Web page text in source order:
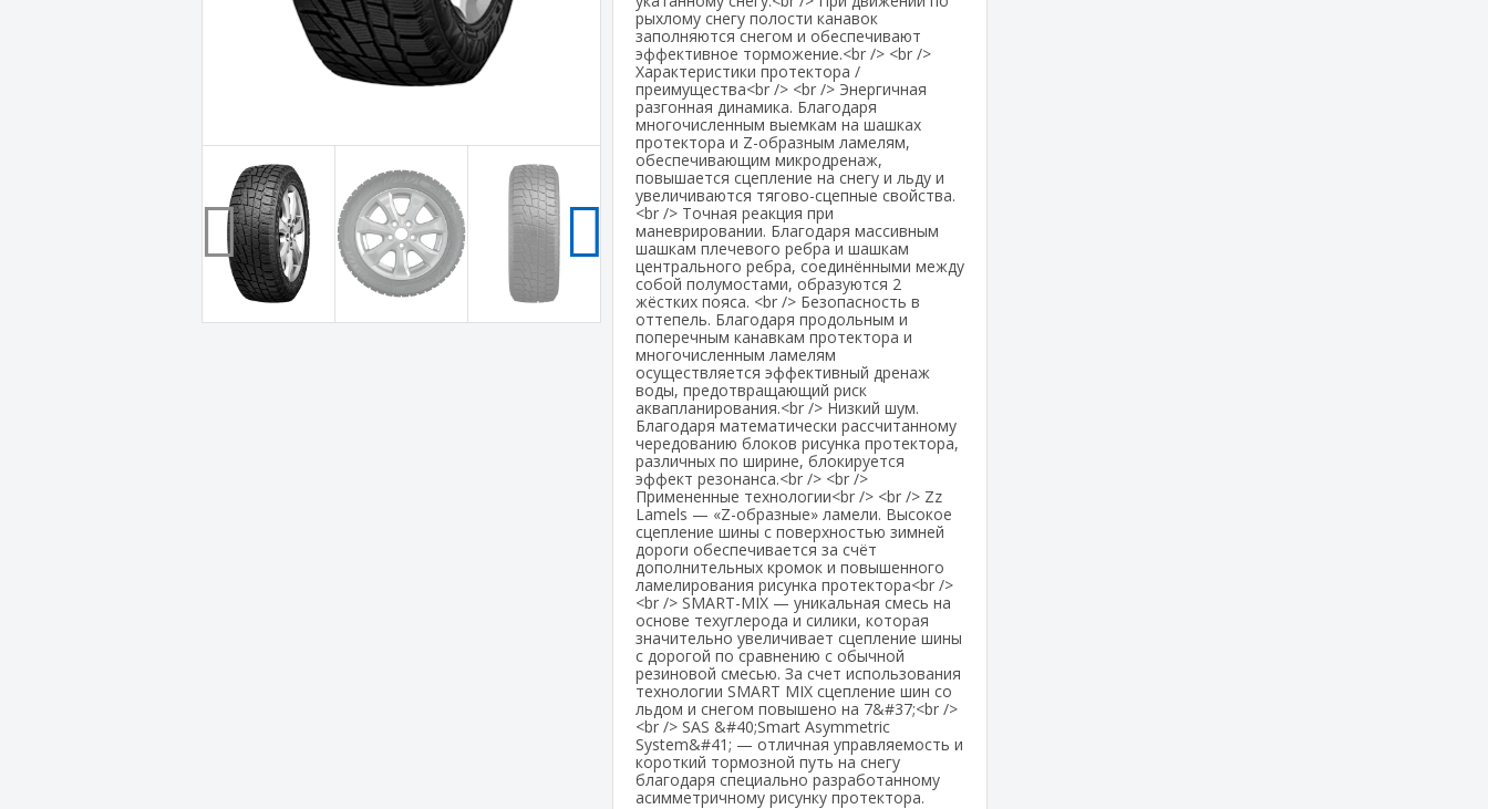
рыхлому снегу полости канавок
заполняются снегом и обеспечивают
эффективное торможение.<br /> <br />
Характеристики протектора /
преимущества<br /> <br /> Энергичная
разгонная динамика. Благодаря
многочисленным выемкам на шашках
протектора и Z-образным ламелям,
обеспечивающим микродренаж,
повышается сцепление на снегу и льду и
увеличиваются тягово-сцепные свойства.
<br /> Точная реакция при
маневрировании. Благодаря массивным
шашкам плечевого ребра и шашкам
центрального ребра, соединёнными между
собой полумостами, образуются 2
жёстких пояса. <br /> Безопасность в
оттепель. Благодаря продольным и
поперечным канавкам протектора и
многочисленным ламелям
осуществляется эффективный дренаж
воды, предотвращающий риск
аквапланирования.<br /> Низкий шум.
Благодаря математически рассчитанному
чередованию блоков рисунка протектора,
различных по ширине, блокируется
эффект резонанса.<br /> <br />
Примененные технологии<br /> <br /> Zz
Lamels — «Z-образные» ламели. Высокое
сцепление шины с поверхностью зимней
дороги обеспечивается за счёт
дополнительных кромок и повышенного
ламелирования рисунка протектора<br />
<br /> SMART-MIX — уникальная смесь на
основе техуглерода и силики, которая
значительно увеличивает сцепление шины
с дорогой по сравнению с обычной
резиновой смесью. За счет использования
технологии SMART MIX сцепление шин со
льдом и снегом повышено на 7&#37;<br />
<br /> SAS &#40;Smart Asymmetric
System&#41; — отличная управляемость и
короткий тормозной путь на снегу
благодаря специально разработанному
асимметричному рисунку протектора.